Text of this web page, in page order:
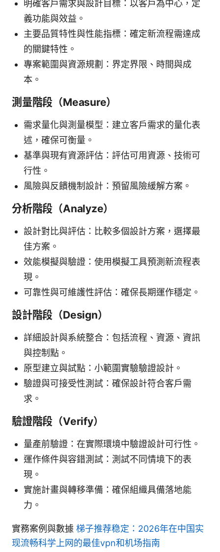
明確客戶需求與設計目標：以客戶為中心，定
義功能與效益。
主要品質特性與性能指標：確定新流程需達成
的關鍵特性。
專案範圍與資源規劃：界定界限、時間與成
本。
測量階段（Measure）
需求量化與測量模型：建立客戶需求的量化表
述，確保可衡量。
基準與現有資源評估：評估可用資源、技術可
行性。
風險與反饋機制設計：預留風險緩解方案。
分析階段（Analyze）
設計對比與評估：比較多個設計方案，選擇最
佳方案。
效能模擬與驗證：使用模擬工具預測新流程表
現。
可靠性與可維護性評估：確保長期運作穩定。
設計階段（Design）
詳細設計與系統整合：包括流程、資源、資訊
與控制點。
原型建立與試點：小範圍實驗驗證設計。
驗證與可接受性測試：確保設計符合客戶需
求。
驗證階段（Verify）
量產前驗證：在實際環境中驗證設計可行性。
運作條件與容錯測試：測試不同情境下的表
現。
實施計畫與轉移準備：確保組織具備落地能
力。
實務案例與數據 梯子推荐稳定：2026年在中国实
现流畅科学上网的最佳vpn和机场指南